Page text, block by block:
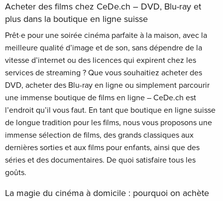
Acheter des films chez CeDe.ch – DVD, Blu-ray et
plus dans la boutique en ligne suisse
Prêt·e pour une soirée cinéma parfaite à la maison, avec la
meilleure qualité d’image et de son, sans dépendre de la
vitesse d’internet ou des licences qui expirent chez les
services de streaming ? Que vous souhaitiez acheter des
DVD, acheter des Blu-ray en ligne ou simplement parcourir
une immense boutique de films en ligne – CeDe.ch est
l’endroit qu’il vous faut. En tant que boutique en ligne suisse
de longue tradition pour les films, nous vous proposons une
immense sélection de films, des grands classiques aux
dernières sorties et aux films pour enfants, ainsi que des
séries et des documentaires. De quoi satisfaire tous les
goûts.
La magie du cinéma à domicile : pourquoi on achète